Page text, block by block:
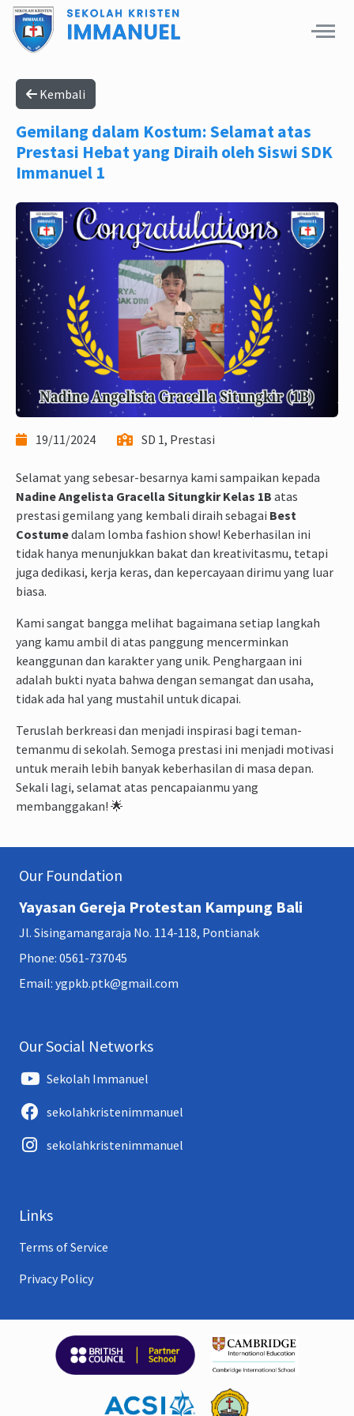
Kembali
Gemilang dalam Kostum: Selamat atas
Prestasi Hebat yang Diraih oleh Siswi SDK
Immanuel 1
19/11/2024 SD 1, Prestasi
Selamat yang sebesar-besarnya kami sampaikan kepada
Nadine Angelista Gracella Situngkir Kelas 1B atas
prestasi gemilang yang kembali diraih sebagai Best
Costumedalam lomba fashion show! Keberhasilan ini
tidak hanya menunjukkan bakat dan kreativitasmu, tetapi
juga dedikasi, kerja keras, dan kepercayaan dirimu yang luar
biasa.
Kami sangat bangga melihat bagaimana setiap langkah
yang kamu ambil di atas panggung mencerminkan
keanggunan dan karakter yang unik. Penghargaan ini
adalah bukti nyata bahwa dengan semangat dan usaha,
tidak ada hal yang mustahil untuk dicapai.
Teruslah berkreasi dan menjadi inspirasi bagi teman-
temanmu di sekolah. Semoga prestasi ini menjadi motivasi
untuk meraih lebih banyak keberhasilan di masa depan.
Sekali lagi, selamat atas pencapaianmu yang
membanggakan! 🌟
Our Foundation
Yayasan Gereja Protestan Kampung Bali
Jl. Sisingamangaraja No. 114-118, Pontianak
Phone: 0561-737045
Email: ygpkb.ptk@gmail.com
Our Social Networks
Sekolah Immanuel
sekolahkristenimmanuel
sekolahkristenimmanuel
Links
Terms of Service
Privacy Policy